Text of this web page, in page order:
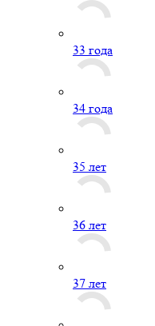
33 года
34 года
35 лет
36 лет
37 лет